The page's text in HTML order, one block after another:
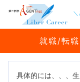
＼
就職/転
具体的には、、、